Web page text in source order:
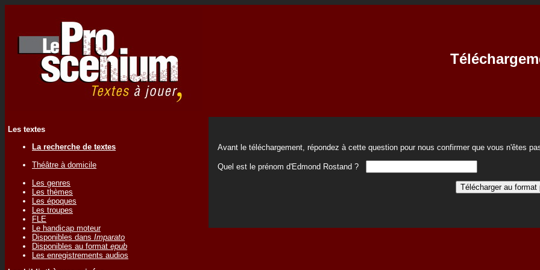
Les textes
La recherche de textes
Théâtre à domicile
Les genres
Les thèmes
Les époques
Les troupes
FLE
Le handicap moteur
Disponibles dans Imparato
Disponibles au format epub
Les enregistrements audios
Avant le téléchargement, répondez à cette question pour nous confirmer que vous n'êtes
Quel est le prénom d'Edmond Rostand ?